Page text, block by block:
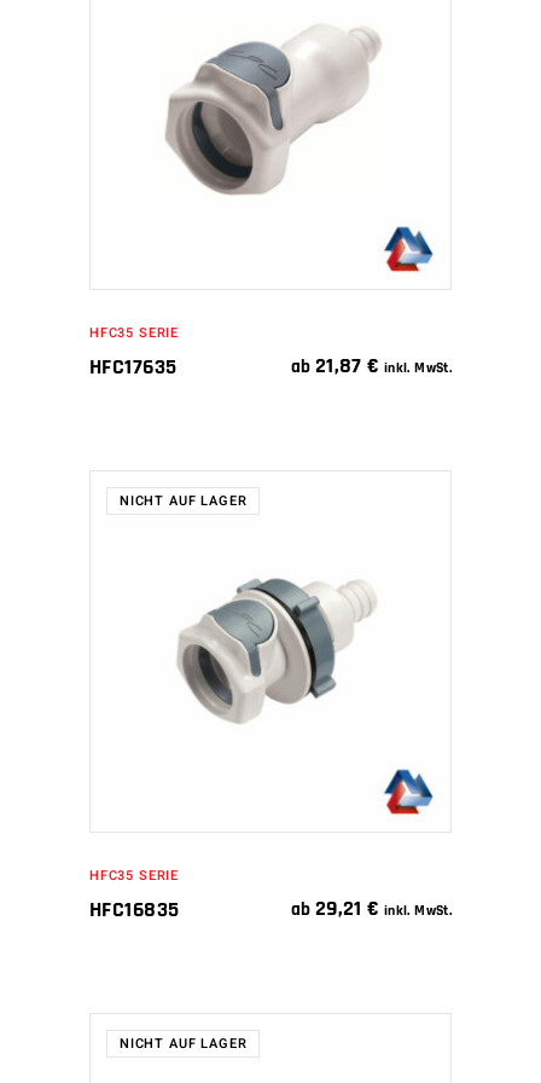
WEITERLESEN
HFC35 SERIE
HFC17635 ab 21,87€ inkl. MwSt.
NICHT AUF LAGER
WEITERLESEN
HFC35 SERIE
HFC16835 ab 29,21€ inkl. MwSt.
NICHT AUF LAGER